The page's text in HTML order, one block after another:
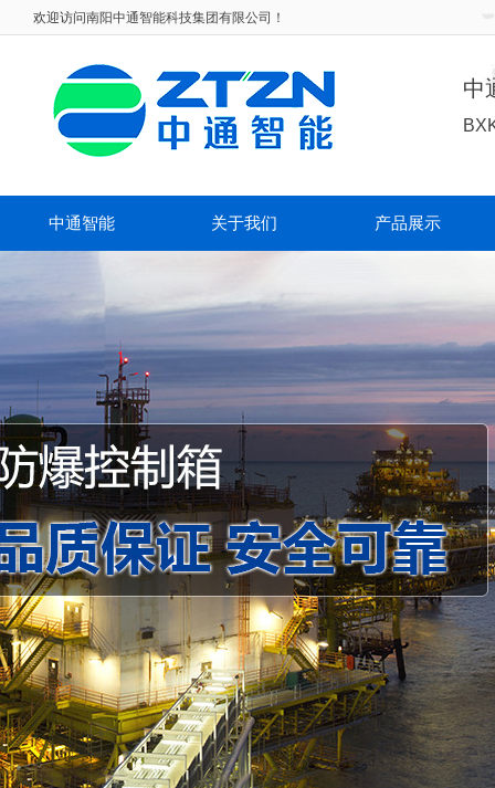
欢迎访问南阳中通智能科技集团有限公司！
中
中通智能 关于我们 产品展示